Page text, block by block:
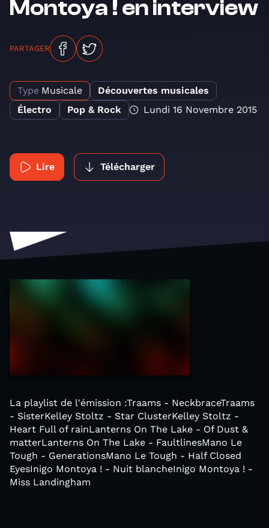
Montoya ! en interview
PARTAGER
Type Musicale
Découvertes musicales
Électro
Pop & Rock Lundi 16 Novembre 2015
Lire Télécharger
La playlist de l'émission :Traams - NeckbraceTraams
- SisterKelley Stoltz - Star ClusterKelley Stoltz -
Heart Full of rainLanterns On The Lake - Of Dust &
matterLanterns On The Lake - FaultlinesMano Le
Tough - GenerationsMano Le Tough - Half Closed
EyesInigo Montoya ! - Nuit blancheInigo Montoya ! -
Miss Landingham